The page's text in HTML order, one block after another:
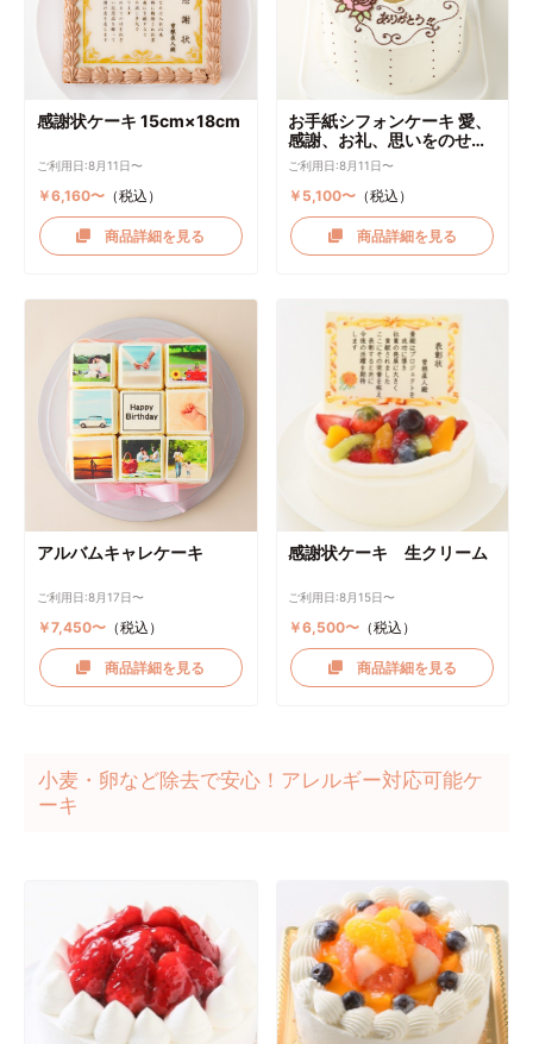
感謝状ケーキ 15cm×18cm
ご利用日:8月11日〜
￥6,160〜（税込）
商品詳細を見る
お手紙シフォンケーキ 愛、
感謝、お礼、思いをのせて
直径17cm
ご利用日:8月11日〜
￥5,100〜 （税込）
商品詳細を見る
アルバムキャレケーキ
ご利用日:8月17日〜
￥7,450〜（税込）
商品詳細を見る
感謝状ケーキ 生クリーム
ご利用日:8月15日〜
￥6,500〜 （税込）
商品詳細を見る
小麦・卵など除去で安心！アレルギー対応可能ケ
ーキ